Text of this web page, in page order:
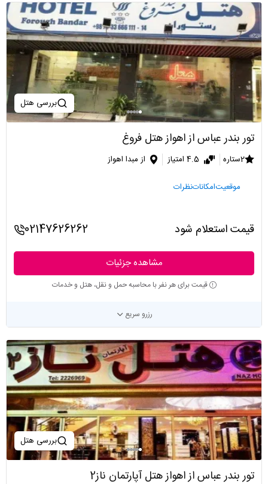
بررسی هتل
تور بندر عباس از اهواز هتل فروغ
2ستاره 4.5 امتیاز از مبدا اهواز
موقعیتامکاناتنظرات
قیمت استعلام شود 02147626262
مشاهده جزئیات
قیمت برای هر نفر با محاسبه حمل و نقل، هتل و خدمات
رزرو سریع
بررسی هتل
تور بندر عباس از اهواز هتل آپارتمان ناز2